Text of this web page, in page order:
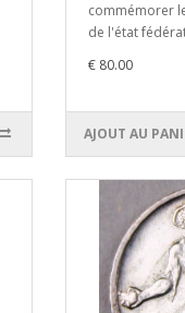
commémorer
de l'état
€ 80.00
AJOUT AU